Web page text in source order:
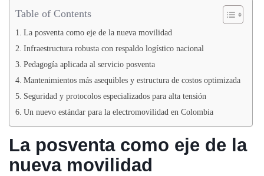
Table of Contents
La posventa como eje de la nueva movilidad
Infraestructura robusta con respaldo logístico nacional
Pedagogía aplicada al servicio posventa
Mantenimientos más asequibles y estructura de costos optimizada
Seguridad y protocolos especializados para alta tensión
Un nuevo estándar para la electromovilidad en Colombia
La posventa como eje de la
nueva movilidad